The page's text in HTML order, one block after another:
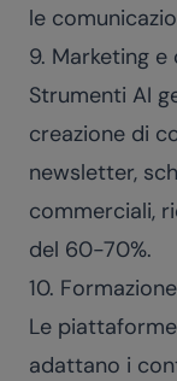
le
9. Marketing
Strumenti AI
creazione di
newsletter,
commerciali,
del 60-70%.
10.
Le
adattano i